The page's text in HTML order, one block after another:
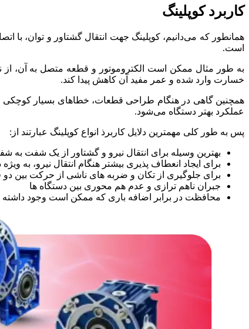
کاربرد کوپلینگ‌
همانطور که می‌دانیم، کوپلینگ‌ جهت انتقال گشتاور و توان،
است.
به طور مثال ممکن است الکتروموتور و قطعه متصل به آن، از
خسارت وارد شده و عمر مفید آن کاهش پیدا کند.
همچنین گاهی در هنگام طراحی قطعات، خطاهای بسیار کوچکی
عملکرد بهتر دستگاه می‌شود.
پس به طور کلی مهمترین دلایل کاربرذ انواع کوپلینگ عبارتند از:
بهترین وسیله برای انتقال نیرو و گشتاور از یک شفت به
برای ایجاد انعطاف‌ پذیری بیشتر هنگام انتقال نیرو، به
برای جلوگیری از تکان و ضربه‌ های ناشی از حرکت بین
جبران ناهم ترازی و عدم هم محوری بین دستگاه ها
محافظت در برابر اضافه باری که ممکن است وجود داشته